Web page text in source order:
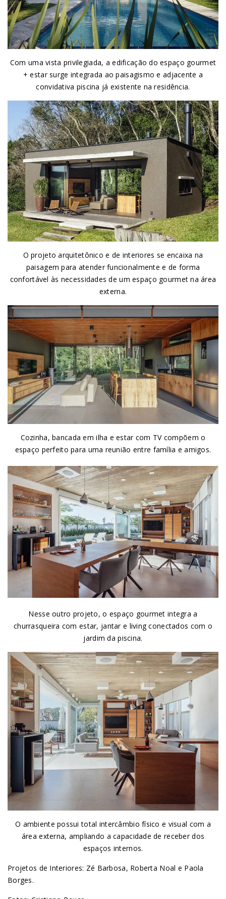
Com uma vista privilegiada, a edificação do espaço gourmet
+ estar surge integrada ao paisagismo e adjacente a
convidativa piscina já existente na residência.
O projeto arquitetônico e de interiores se encaixa na
paisagem para atender funcionalmente e de forma
confortável às necessidades de um espaço gourmet na área
externa.
Cozinha, bancada em ilha e estar com TV compõem o
espaço perfeito para uma reunião entre família e amigos.
Nesse outro projeto, o espaço gourmet integra a
churrasqueira com estar, jantar e living conectados com o
jardim da piscina.
O ambiente possui total intercâmbio físico e visual com a
área externa, ampliando a capacidade de receber dos
espaços internos.
Projetos de Interiores: Zé Barbosa, Roberta Noal e Paola
Borges.